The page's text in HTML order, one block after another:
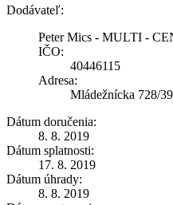
Dodávateľ:
Peter Mics - MULTI -
IČO:
40446115
Adresa:
Mládežnícka 728/
Dátum doručenia:
8. 8. 2019
Dátum splatnosti:
17. 8. 2019
Dátum úhrady:
8. 8. 2019